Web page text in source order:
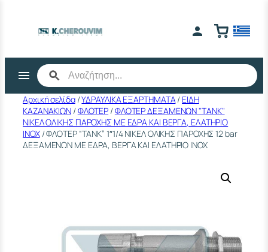
περιεχόμενο
Αρχική σελίδα/ΥΔΡΑΥΛΙΚΑ ΕΞΑΡΤΗΜΑΤΑ / ΕΙΔΗ
ΚΑΖΑΝΑΚΙΩΝ /ΦΛΟΤΕΡ /ΦΛΟΤΕΡ ΔΕΞΑΜΕΝΩΝ "TANK"
ΝΙΚΕΛ ΟΛΙΚΗΣ ΠΑΡΟΧΗΣ ΜΕ ΕΔΡΑ ΚΑΙ ΒΕΡΓΑ, ΕΛΑΤΗΡΙΟ
ΙΝΟΧ/ ΦΛΟΤΕΡ “TANK” 1″1/4 ΝΙΚΕΛ ΟΛΙΚΗΣ ΠΑΡΟΧΗΣ 12 bar
ΔΕΞΑΜΕΝΩΝ ΜΕ ΕΔΡΑ, ΒΕΡΓΑ ΚΑΙ ΕΛΑΤΗΡΙΟ INOX